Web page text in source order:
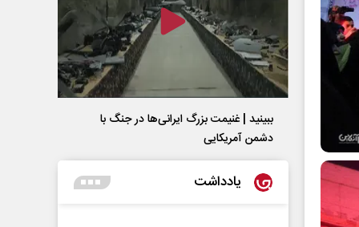
ببینید | غنیمت بزرگ ایرانی‌ها در جنگ با
دشمن آمریکایی
یادداشت